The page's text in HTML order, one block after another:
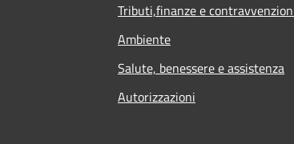
Tributi,finanze e
Ambiente
Salute, benessere e assistenza
Autorizzazioni